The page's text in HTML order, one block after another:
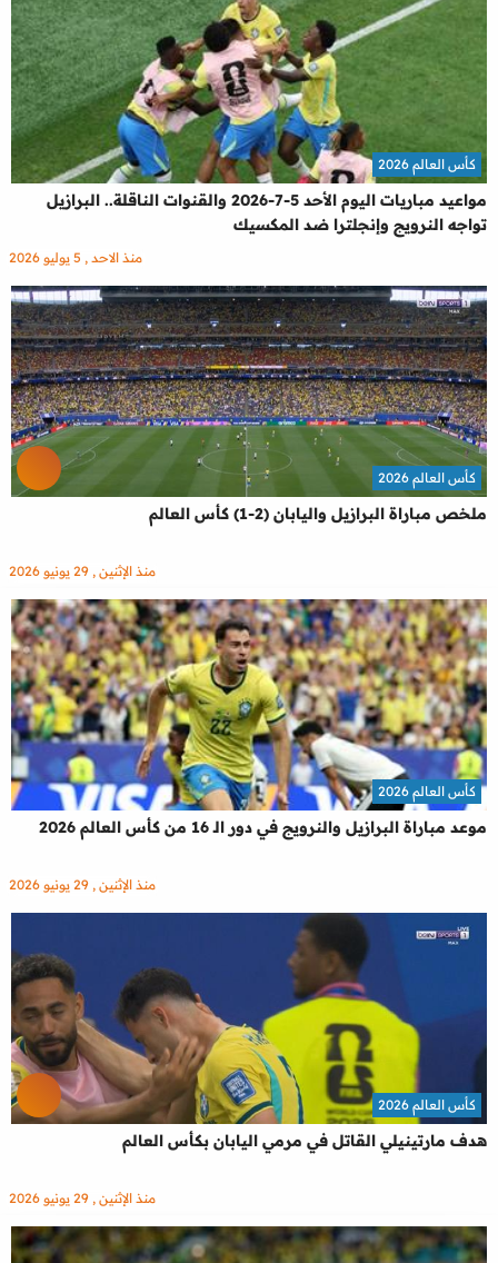
مواعيد مباريات اليوم الأحد 5-7-2026 والقنوات الناقلة.. البرازيل
تواجه النرويج وإنجلترا ضد المكسيك
كأس العالم 2026
منذ الاحد , 5 يوليو 2026
ملخص مباراة البرازيل واليابان (2-1) كأس العالم
كأس العالم 2026
منذ الإثنين , 29 يونيو 2026
موعد مباراة البرازيل والنرويج في دور الـ 16 من كأس العالم 2026
كأس العالم 2026
منذ الإثنين , 29 يونيو 2026
هدف مارتينيلي القاتل في مرمي اليابان بكأس العالم
كأس العالم 2026
منذ الإثنين , 29 يونيو 2026